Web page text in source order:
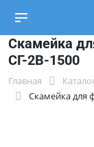
Скамейка
СГ-2В-1500
Главная
Скамейка для